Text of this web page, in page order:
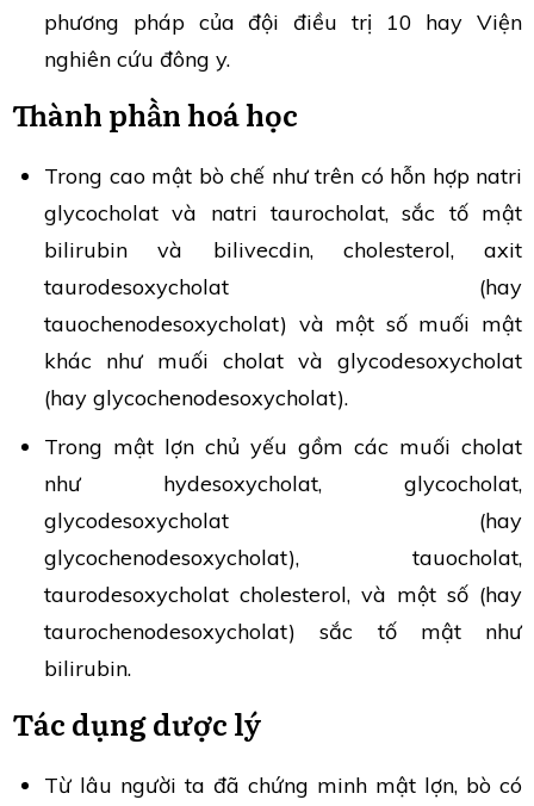
phương pháp của đội điều trị 10 hay Viện
nghiên cứu đông y.
Thành phần hoá học
Trong cao mật bò chế như trên có hỗn hợp natri
glycocholat và natri taurocholat, sắc tố mật
bilirubin và bilivecdin, cholesterol, axit
taurodesoxycholat (hay
tauochenodesoxycholat) và một số muối mật
khác như muối cholat và glycodesoxycholat
(hay glycochenodesoxycholat).
Trong mật lợn chủ yếu gồm các muối cholat
như hydesoxycholat, glycocholat,
glycodesoxycholat (hay
glycochenodesoxycholat), tauocholat,
taurodesoxycholat cholesterol, và một số (hay
taurochenodesoxycholat) sắc tố mật như
bilirubin.
Tác dụng dược lý
Từ lâu người ta đã chứng minh mật lợn, bò có